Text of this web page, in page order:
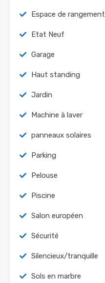
Espace de rangement
Etat Neuf
Garage
Haut standing
Jardin
Machine à laver
panneaux solaires
Parking
Pelouse
Piscine
Salon européen
Sécurité
Silencieux/tranquille
Sols en marbre